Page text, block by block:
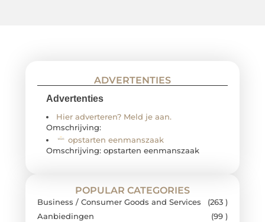
ADVERTENTIES
Advertenties
Hier adverteren? Meld je aan.
Omschrijving:
opstarten eenmanszaak
Omschrijving: opstarten eenmanszaak
POPULAR CATEGORIES
Business / Consumer Goods and Services
(263 )
Aanbiedingen
(99 )